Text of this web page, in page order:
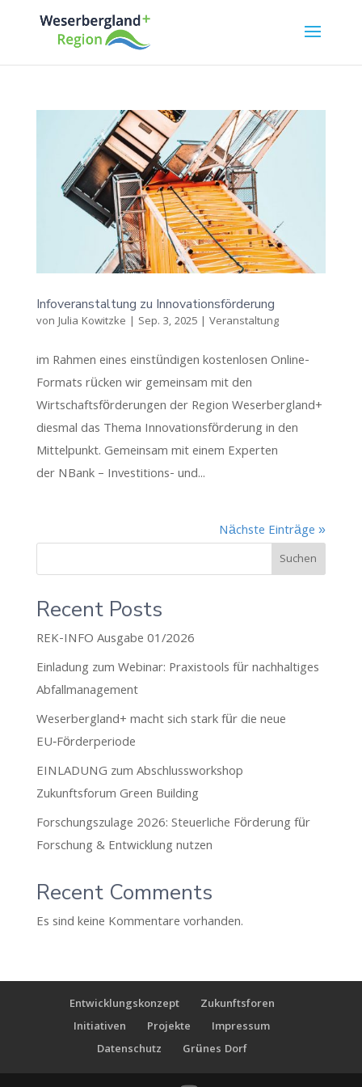
Infoveranstaltung zu Innovationsförderung
vonJulia Kowitzke | Sep. 3, 2025| Veranstaltung
im Rahmen eines einstündigen kostenlosen Online-
Formats rücken wir gemeinsam mit den
Wirtschaftsförderungen der Region Weserbergland+
diesmal das Thema Innovationsförderung in den
Mittelpunkt. Gemeinsam mit einem Experten
der NBank – Investitions- und...
Nächste Einträge »
Suchen
Recent Posts
REK-INFO Ausgabe 01/2026
Einladung zum Webinar: Praxistools für nachhaltiges
Abfallmanagement
Weserbergland+ macht sich stark für die neue
EU‑Förderperiode
EINLADUNG zum Abschlussworkshop
Zukunftsforum Green Building
Forschungszulage 2026: Steuerliche Förderung für
Forschung & Entwicklung nutzen
Recent Comments
Es sind keine Kommentare vorhanden.
Entwicklungskonzept
Zukunftsforen
Initiativen
Projekte
Impressum
Datenschutz
Grünes Dorf